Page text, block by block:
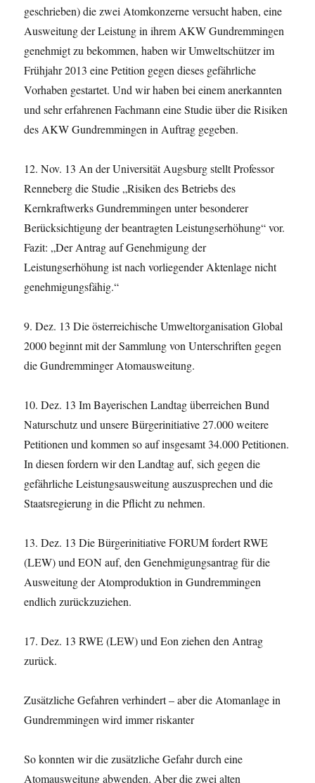
geschrieben) die zwei Atomkonzerne versucht haben, eine
Ausweitung der Leistung in ihrem AKW Gundremmingen
genehmigt zu bekommen, haben wir Umweltschützer im
Frühjahr 2013 eine Petition gegen dieses gefährliche
Vorhaben gestartet. Und wir haben bei einem anerkannten
und sehr erfahrenen Fachmann eine Studie über die Risiken
des AKW Gundremmingen in Auftrag gegeben.
12. Nov. 13 An der Universität Augsburg stellt Professor
Renneberg die Studie „Risiken des Betriebs des
Kernkraftwerks Gundremmingen unter besonderer
Berücksichtigung der beantragten Leistungserhöhung“ vor.
Fazit: „Der Antrag auf Genehmigung der
Leistungserhöhung ist nach vorliegender Aktenlage nicht
genehmigungsfähig.“
9. Dez. 13 Die österreichische Umweltorganisation Global
2000 beginnt mit der Sammlung von Unterschriften gegen
die Gundremminger Atomausweitung.
10. Dez. 13 Im Bayerischen Landtag überreichen Bund
Naturschutz und unsere Bürgerinitiative 27.000 weitere
Petitionen und kommen so auf insgesamt 34.000 Petitionen.
In diesen fordern wir den Landtag auf, sich gegen die
gefährliche Leistungsausweitung auszusprechen und die
Staatsregierung in die Pflicht zu nehmen.
13. Dez. 13 Die Bürgerinitiative FORUM fordert RWE
(LEW) und EON auf, den Genehmigungsantrag für die
Ausweitung der Atomproduktion in Gundremmingen
endlich zurückzuziehen.
17. Dez. 13 RWE (LEW) und Eon ziehen den Antrag
zurück.
Zusätzliche Gefahren verhindert – aber die Atomanlage in
Gundremmingen wird immer riskanter
So konnten wir die zusätzliche Gefahr durch eine
Atomausweitung abwenden. Aber die zwei alten